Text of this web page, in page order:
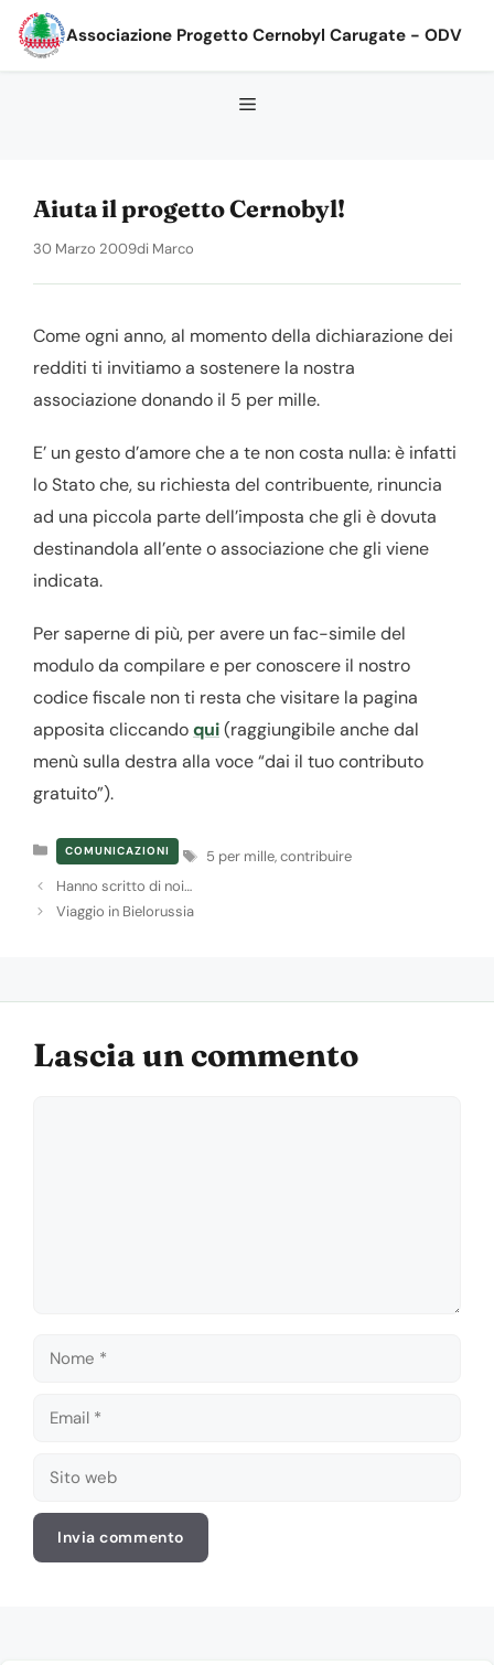
Associazione Progetto Cernobyl Carugate - ODV
Aiuta il progetto Cernobyl!
30 Marzo 2009di Marco
Come ogni anno, al momento della dichiarazione dei
redditi ti invitiamo a sostenere la nostra
associazione donando il 5 per mille.
E’ un gesto d’amore che a te non costa nulla: è infatti
lo Stato che, su richiesta del contribuente, rinuncia
ad una piccola parte dell’imposta che gli è dovuta
destinandola all’ente o associazione che gli viene
indicata.
Per saperne di più, per avere un fac-simile del
modulo da compilare e per conoscere il nostro
codice fiscale non ti resta che visitare la pagina
apposita cliccandoqui(raggiungibile anche dal
menù sulla destra alla voce “dai il tuo contributo
gratuito”).
Categorie
COMUNICAZIONI Tag
5 per mille,contribuire
Hanno scritto di noi…
Viaggio in Bielorussia
Lascia un commento
Nome
Email
Sito